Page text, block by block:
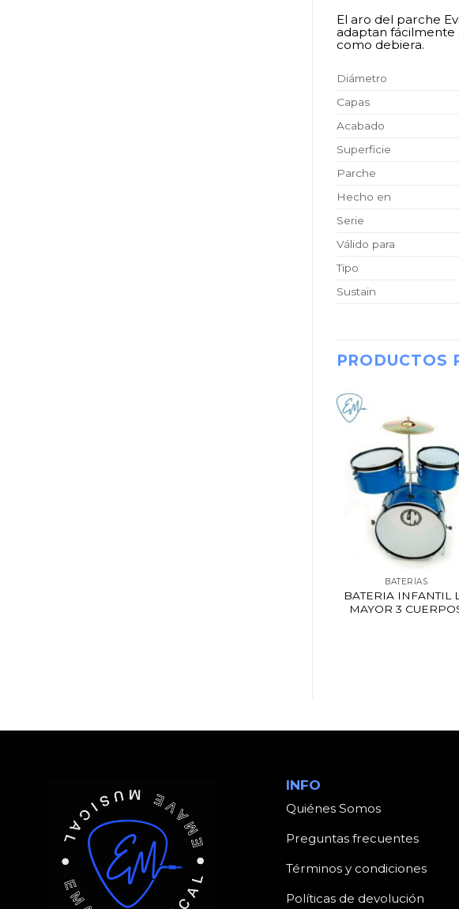
El aro del parche
adaptan fácilmente
como debiera.
Diámetro
Capas
Acabado
Superficie
Parche
Hecho en
Serie
Válido para
Tipo
Sustain
PRODUCTOS
BATERÍAS
BATERIA INFANTIL
MAYOR 3
INFO
Quiénes Somos
Preguntas frecuentes
Términos y condiciones
Políticas de devolución